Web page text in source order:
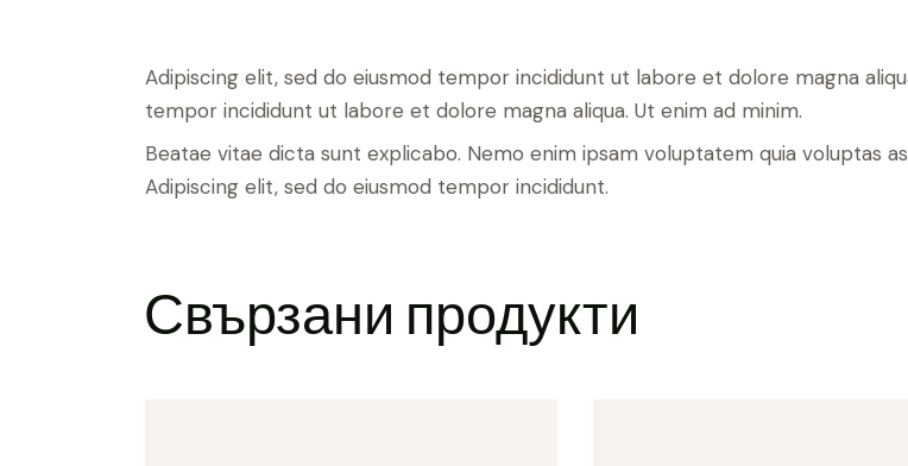
Adipiscing elit, sed do eiusmod tempor incididunt ut labore et dolore magna
tempor incididunt ut labore et dolore magna aliqua. Ut enim ad minim.
Beatae vitae dicta sunt explicabo. Nemo enim ipsam voluptatem quia voluptas
Adipiscing elit, sed do eiusmod tempor incididunt.
Свързани продукти